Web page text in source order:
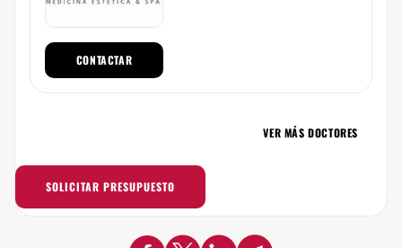
CONTACTAR
VER MÁS DOCTORES
SOLICITAR PRESUPUESTO